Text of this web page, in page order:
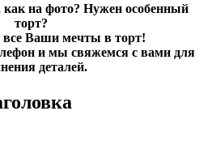
как на фото? Нужен особенный
торт?
Ваши мечты в торт!
и мы свяжемся с вами для
деталей.